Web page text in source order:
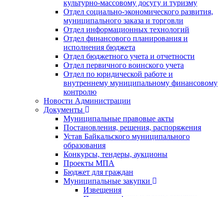
культурно-массовому досугу и туризму
Отдел социально-экономического развития,
муниципального заказа и торговли
Отдел информационных технологий
Отдел финансового планирования и
исполнения бюджета
Отдел бюджетного учета и отчетности
Отдел первичного воинского учета
Отдел по юридической работе и
внутреннему муниципальному финансовому
контролю
Новости Администрации
Документы
Муниципальные правовые акты
Постановления, решения, распоряжения
Устав Байкальского муниципального
образования
Конкурсы, тендеры, аукционы
Проекты МПА
Бюджет для граждан
Муниципальные закупки
Извещения